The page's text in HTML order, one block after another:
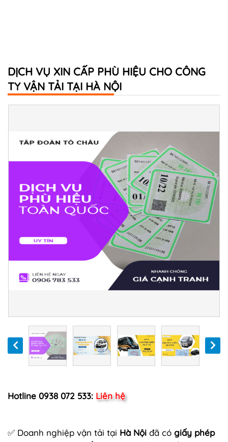
DỊCH VỤ XIN CẤP PHÙ HIỆU CHO CÔNG
TY VẬN TẢI TẠI HÀ NỘI
Hotline 0938 072 533: Liên hệ
✅ Doanh nghiệp vận tải tại Hà Nội đã có giấy phép